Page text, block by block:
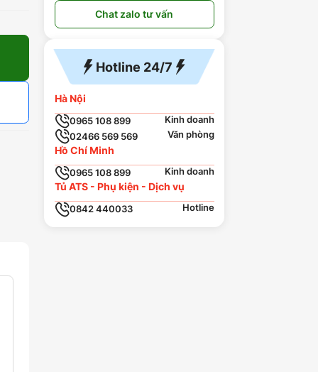
Chat zalo tư vấn
Hotline 24/7
Hà Nội
0965 108 899
Kinh doanh
02466 569 569
Văn phòng
Hồ Chí Minh
0965 108 899 Kinh doanh
Tủ ATS - Phụ kiện - Dịch vụ
0842 440033 Hotline